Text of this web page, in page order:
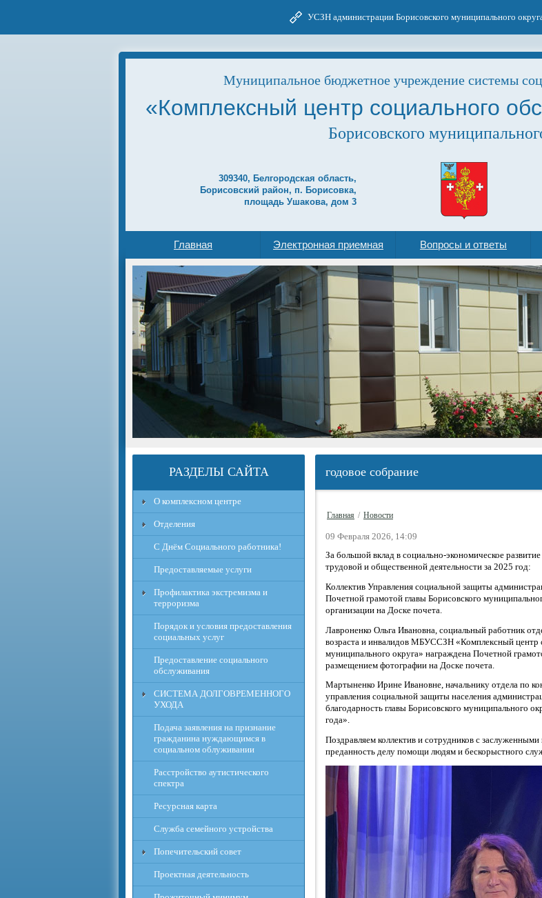
УСЗН администрации Борисовского муниципального
Муниципальное бюджетное учреждение системы
«Комплексный центр социального
Борисовского
309340, Белгородская область,
Борисовский район, п. Борисовка,
площадь Ушакова, дом 3
Главная Электронная приемная Вопросы и ответы
РАЗДЕЛЫ САЙТА
О комплексном центре
Отделения
С Днём Социального работника!
Предоставляемые услуги
Профилактика экстремизма и
терроризма
Порядок и условия предоставления
социальных услуг
Предоставление социального
обслуживания
СИСТЕМА ДОЛГОВРЕМЕННОГО
УХОДА
Подача заявления на признание
гражданина нуждающимся в
социальном облуживании
Расcтройство аутистического
спектра
Ресурсная карта
Служба семейного устройства
Попечительский совет
Проектная деятельность
годовое собрание
Главная / Новости
09 Февраля 2026, 14:09
За большой вклад в социально-экономическое
трудовой и общественной деятельности за 2025 год:
Коллектив Управления социальной защиты
Почетной грамотой главы Борисовского
организации на Доске почета.
Лавроненко Ольга Ивановна, социальный работник
возраста и инвалидов МБУССЗН «Комплексный центр
муниципального округа» награждена Почетной
размещением фотографии на Доске почета.
Мартыненко Ирине Ивановне, начальнику отдела по
управления социальной защиты населения
благодарность главы Борисовского муниципального
года».
Поздравляем коллектив и сотрудников с
преданность делу помощи людям и бескорыстного